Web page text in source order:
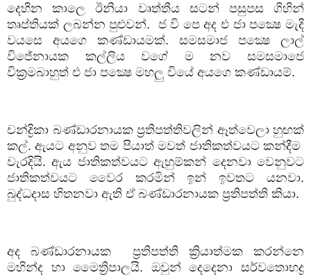
දෙහින කාලෙ ඊනියා වෘත්තීය සටන් පසුපස ගිහින්
තෘප්තියක් ලබන්න පුළුවන්.
ජ වි පෙ අද එ ජා පක්‍ෂෙ මැදි
වයසෙ අයගෙ කණ්ඩායමක්. සමසමාජ පක්‍ෂෙ ලාල්
විජේනායක කල්ලිය වගේ ම නව සමසමාජෙ
වික්‍රමබාහුත් එ ජා පක්‍ෂෙ මහලු වියේ අයගෙ කණ්ඩායම්.
චන්ද්‍රිකා බණ්ඩාරනායක ප්‍රතිපත්තිවලින් ඈත්වෙලා හුඟක්
කල්. ඇයට අනුව තම පියාත් මවත් ජාතිකත්වයට කන්දීම
වැරදියි. ඇය ජාතිකත්වයට ඇහුම්කන් දෙනවා වෙනුවට
ජාතිකත්වයට වෛර කරමින් ඉන් ඉවතට යනවා.
බුද්ධදාස හිතනවා ඇති ඒ බණ්ඩාරනායක ප්‍රතිපත්ති කියා.
අද බණ්ඩාරනායක
ප්‍රතිපත්ති ක්‍රියාත්මක කරන්නෙ
මහින්ද හා මෛත්‍රිපාලයි. ඔවුන් දෙදෙනා සර්වතොභද්‍ර